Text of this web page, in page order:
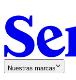
Nuestras marcas